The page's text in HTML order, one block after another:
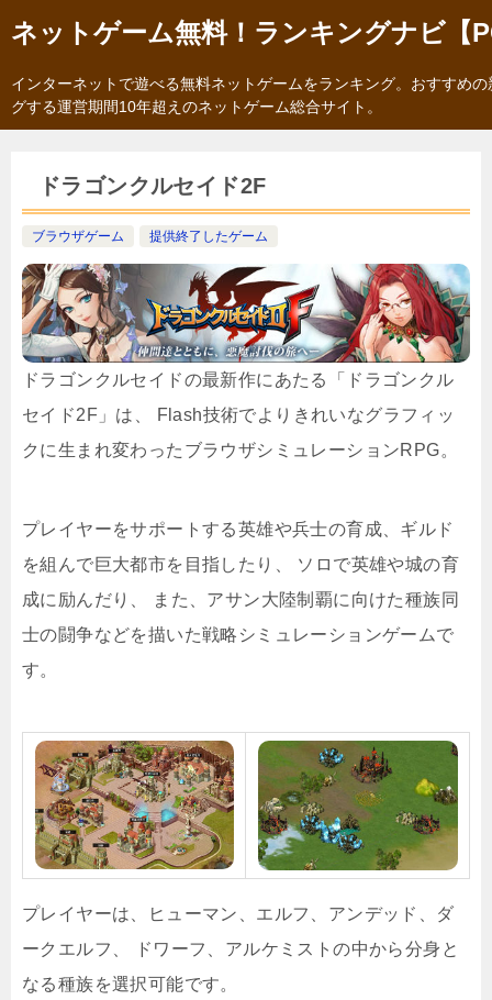
ネットゲーム無料！ランキングナビ【
インターネットで遊べる無料ネットゲームをランキング。おすすめ
グする運営期間10年超えのネットゲーム総合サイト。
ドラゴンクルセイド2F
ブラウザゲーム 提供終了したゲーム
ドラゴンクルセイドの最新作にあたる「ドラゴンクル
セイド2F」は、 Flash技術でよりきれいなグラフィッ
クに生まれ変わったブラウザシミュレーションRPG。
プレイヤーをサポートする英雄や兵士の育成、ギルド
を組んで巨大都市を目指したり、 ソロで英雄や城の育
成に励んだり、 また、アサン大陸制覇に向けた種族同
士の闘争などを描いた戦略シミュレーションゲームで
す。
プレイヤーは、ヒューマン、エルフ、アンデッド、ダ
ークエルフ、 ドワーフ、アルケミストの中から分身と
なる種族を選択可能です。